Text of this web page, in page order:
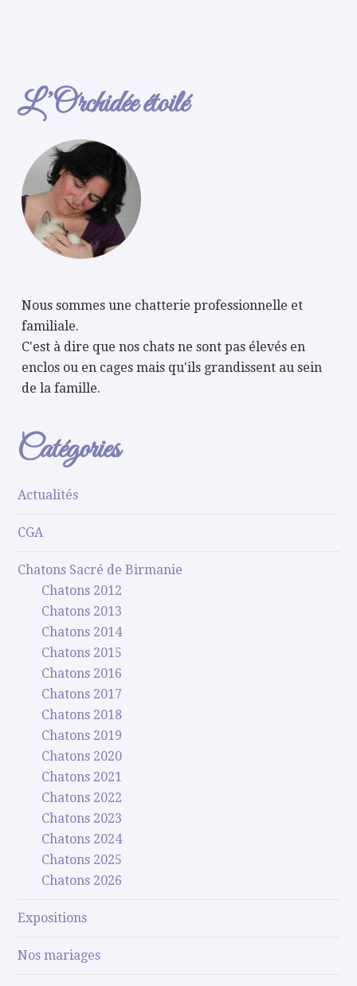
L’Orchidée étoilé
Nous sommes une chatterie professionnelle et
familiale.
C'est à dire que nos chats ne sont pas élevés en
enclos ou en cages mais qu'ils grandissent au sein
de la famille.
Catégories
Actualités
CGA
Chatons Sacré de Birmanie
Chatons 2012
Chatons 2013
Chatons 2014
Chatons 2015
Chatons 2016
Chatons 2017
Chatons 2018
Chatons 2019
Chatons 2020
Chatons 2021
Chatons 2022
Chatons 2023
Chatons 2024
Chatons 2025
Chatons 2026
Expositions
Nos mariages